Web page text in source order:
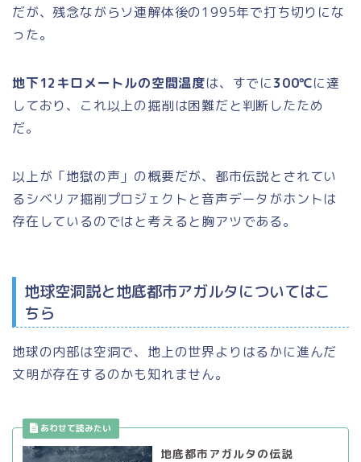
だが、残念ながらソ連解体後の1995年で打ち切りにな
った。
地下12キロメートルの空間温度は、すでに300℃に達
しており、これ以上の掘削は困難だと判断したため
だ。
以上が「地獄の声」の概要だが、都市伝説とされてい
るシベリア掘削プロジェクトと音声データがホントは
存在しているのではと考えると胸アツである。
地球空洞説と地底都市アガルタについてはこ
ちら
地球の内部は空洞で、地上の世界よりはるかに進んだ
文明が存在するのかも知れません。
地底都市アガルタの伝説